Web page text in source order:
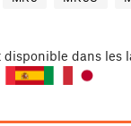
disponible dans les